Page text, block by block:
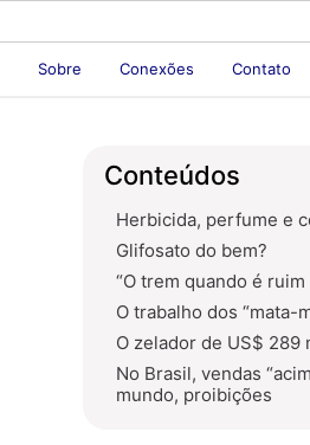
Sobre Conexões Contato
Conteúdos
Herbicida, perfume e
Glifosato do bem?
“O trem quando é ruim
O trabalho dos “mata-
O zelador de US$ 289
No Brasil, vendas
mundo, proibições